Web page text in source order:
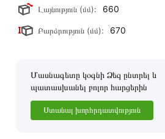
Լայնություն (մմ): 660
Բարձրություն (մմ): 670
Մասնագետը կօգնի Ձեզ ընտրել և
պատասխանել բոլոր հարցերին
Ստանալ խորհրդատվություն